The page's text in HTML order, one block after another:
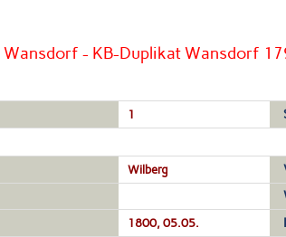
Wansdorf - KB-Duplikat Wansdorf
1
Wilberg
1800, 05.05.